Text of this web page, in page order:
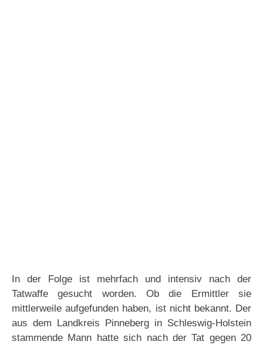
In der Folge ist mehrfach und intensiv nach der
Tatwaffe gesucht worden. Ob die Ermittler sie
mittlerweile aufgefunden haben, ist nicht bekannt. Der
aus dem Landkreis Pinneberg in Schleswig-Holstein
stammende Mann hatte sich nach der Tat gegen 20